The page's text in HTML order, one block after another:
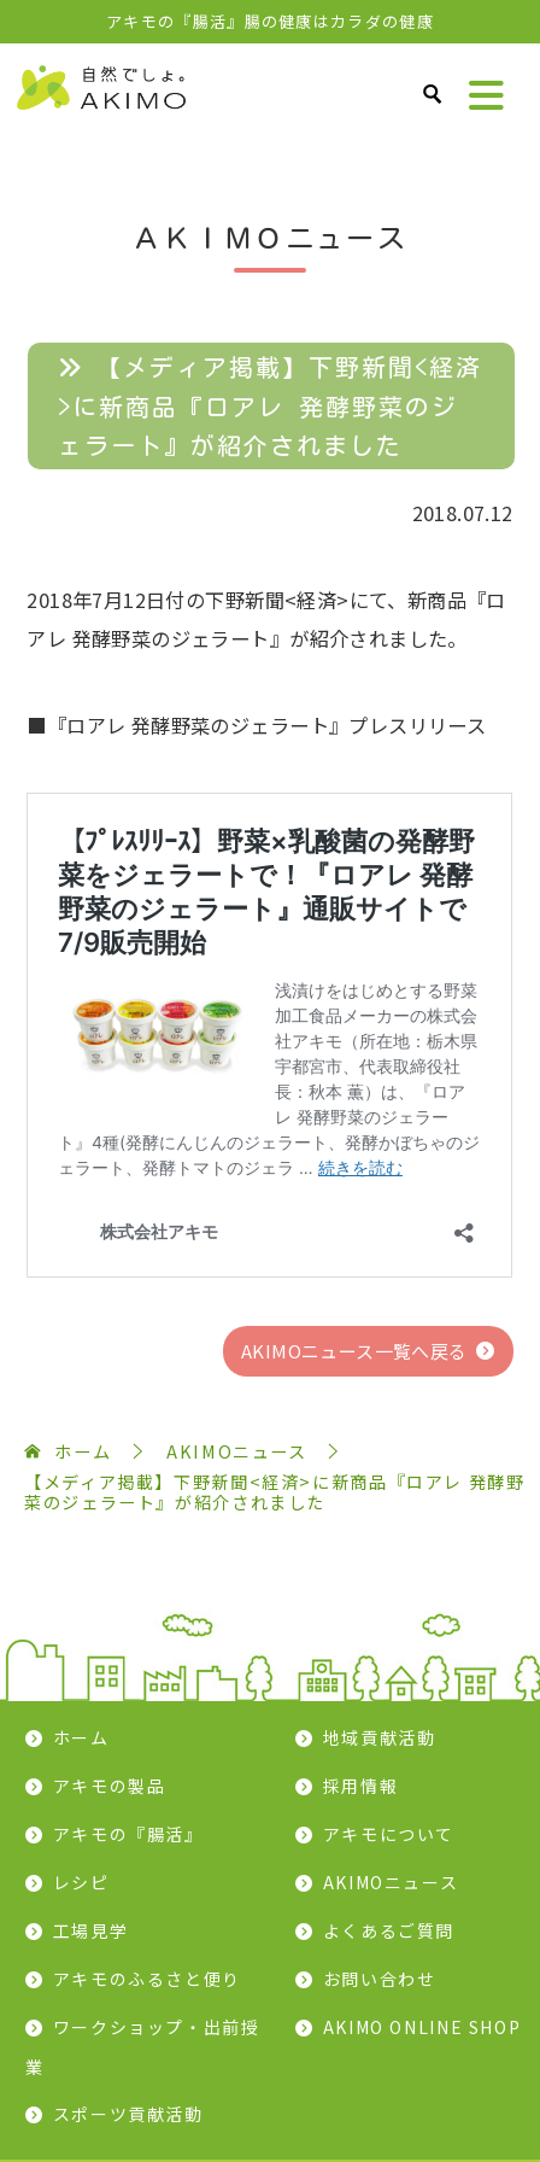
アキモの『腸活』腸の健康はカラダの健康
ＡＫＩＭＯニュース
【メディア掲載】下野新聞<経済
>に新商品『ロアレ 発酵野菜のジ
ェラート』が紹介されました
2018.07.12
2018年7月12日付の下野新聞<経済>にて、新商品『ロ
アレ 発酵野菜のジェラート』が紹介されました。
■『ロアレ 発酵野菜のジェラート』プレスリリース
AKIMOニュース一覧へ戻る
ホーム
AKIMOニュース
【メディア掲載】下野新聞<経済>に新商品『ロアレ 発酵野
菜のジェラート』が紹介されました
ホーム
アキモの製品
アキモの『腸活』
レシピ
工場見学
アキモのふるさと便り
ワークショップ・出前授
業
スポーツ貢献活動
地域貢献活動
採用情報
アキモについて
AKIMOニュース
よくあるご質問
お問い合わせ
AKIMO ONLINE SHOP